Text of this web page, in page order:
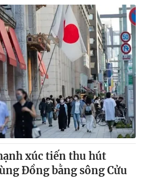
xúc tiến thu hút
Đồng bằng sông Cửu